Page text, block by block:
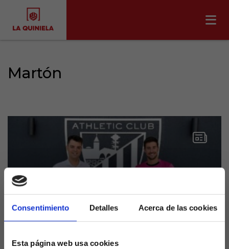
Consentimiento Detalles Acerca de las cookies
Esta página web usa cookies
Martón
Martón pide una
oportunidad con el Athletic